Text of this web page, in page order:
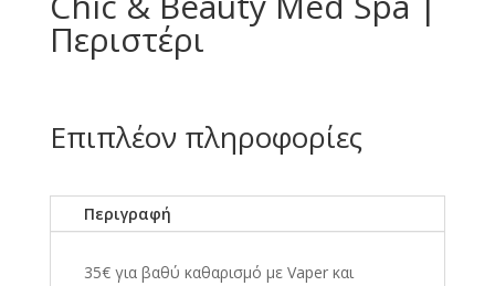
Περιστέρι
Επιπλέον πληροφορίες
Περιγραφή
35€ για βαθύ καθαρισμό με Vaper και